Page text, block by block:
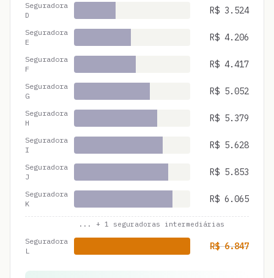
Seguradora
D
R$ 3.524
Seguradora
E
R$ 4.206
Seguradora
F
R$ 4.417
Seguradora
G
R$ 5.052
Seguradora
H
R$ 5.379
Seguradora
I
R$ 5.628
Seguradora
J
R$ 5.853
Seguradora
K
R$ 6.065
... + 1 seguradoras intermediárias
Seguradora
L
R$6.847